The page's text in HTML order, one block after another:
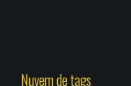
Nuvem de tags